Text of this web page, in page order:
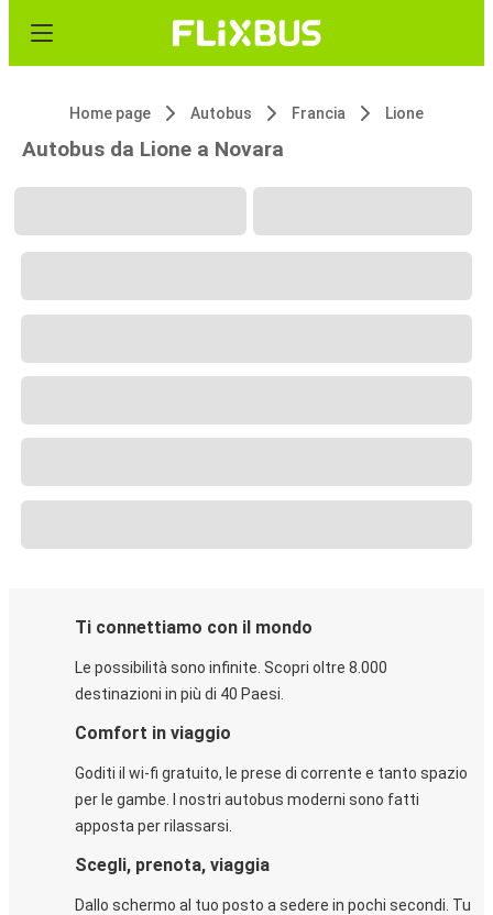
Home page Autobus Francia Lione
Autobus da Lione a Novara
Ti connettiamo con il mondo
Le possibilità sono infinite. Scopri oltre 8.000
destinazioni in più di 40 Paesi.
Comfort in viaggio
Goditi il wi-fi gratuito, le prese di corrente e tanto spazio
per le gambe. I nostri autobus moderni sono fatti
apposta per rilassarsi.
Scegli, prenota, viaggia
Dallo schermo al tuo posto a sedere in pochi secondi. Tu